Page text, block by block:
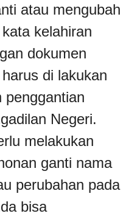
atau mengubah
kelahiran
dokumen
di lakukan
penggantian
Negeri.
melakukan
ganti nama
perubahan pada
bisa